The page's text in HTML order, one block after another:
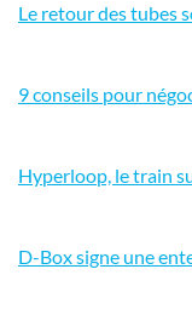
Le retour des tubes
9 conseils pour
Hyperloop, le train
D-Box signe une